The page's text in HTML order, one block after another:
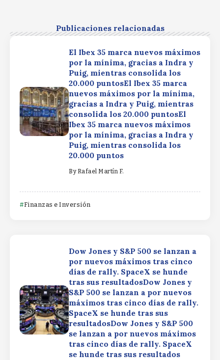
Publicaciones relacionadas
El Ibex 35 marca nuevos máximos
por la mínima, gracias a Indra y
Puig, mientras consolida los
20.000 puntosEl Ibex 35 marca
nuevos máximos por la mínima,
gracias a Indra y Puig, mientras
consolida los 20.000 puntosEl
Ibex 35 marca nuevos máximos
por la mínima, gracias a Indra y
Puig, mientras consolida los
20.000 puntos
By Rafael Martín F.
Finanzas e Inversión
Dow Jones y S&P 500 se lanzan a
por nuevos máximos tras cinco
días de rally. SpaceX se hunde
tras sus resultadosDow Jones y
S&P 500 se lanzan a por nuevos
máximos tras cinco días de rally.
SpaceX se hunde tras sus
resultadosDow Jones y S&P 500
se lanzan a por nuevos máximos
tras cinco días de rally. SpaceX
se hunde tras sus resultados